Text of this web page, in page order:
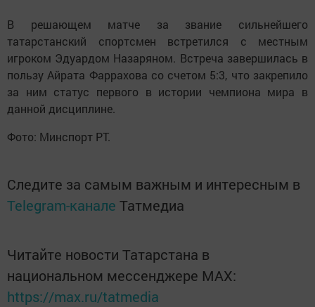
В решающем матче за звание сильнейшего
татарстанский спортсмен встретился с местным
игроком Эдуардом Назаряном. Встреча завершилась в
пользу Айрата Фаррахова со счетом 5:3, что закрепило
за ним статус первого в истории чемпиона мира в
данной дисциплине.
Фото: Минспорт РТ.
Следите за самым важным и интересным в
Telegram-канале Татмедиа
Читайте новости Татарстана в
национальном мессенджере MАХ:
https://max.ru/tatmedia